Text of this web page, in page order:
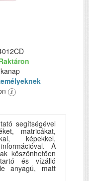
segítségével
matricákat,
képekkel,
A
köszönhetően
és vízálló
anyagú, matt